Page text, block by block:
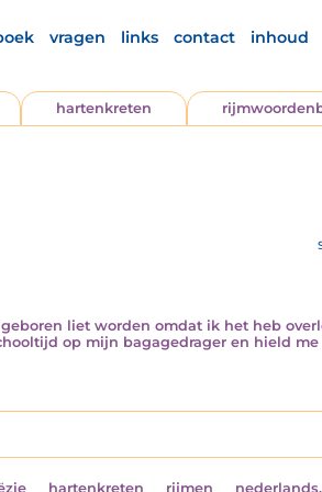
vragen links contact inhoud
hartenkreten
liet worden omdat ik het heb
op mijn bagagedrager en hield me
hartenkreten rijmen